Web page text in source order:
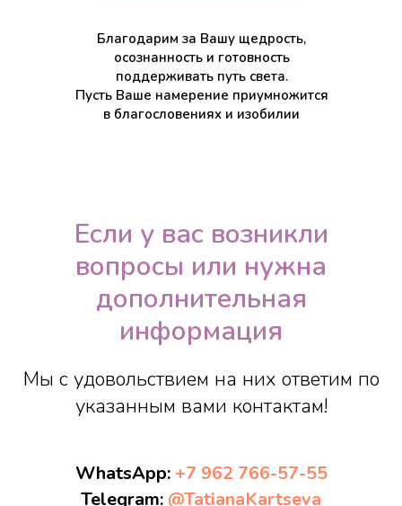
Благодарим за Вашу щедрость,
осознанность и готовность
поддерживать путь света.
Пусть Ваше намерение приумножится
в благословениях и изобилии
Если у вас возникли
вопросы или нужна
дополнительная
информация
Мы с удовольствием на них ответим по
указанным вами контактам!
WhatsApp: +7 962 766-57-55
Telegram: @TatianaKartseva